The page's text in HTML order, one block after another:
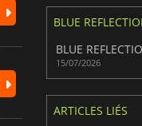
BLUE
15/07/2026
ARTICLES LIÉS